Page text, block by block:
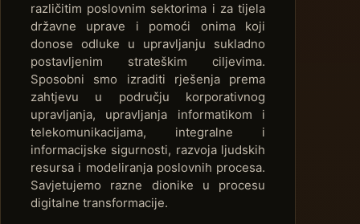
različitim poslovnim sektorima i za tijela
državne uprave i pomoći onima koji
donose odluke u upravljanju sukladno
postavljenim strateškim ciljevima.
Sposobni smo izraditi rješenja prema
zahtjevu u području korporativnog
upravljanja, upravljanja informatikom i
telekomunikacijama, integralne i
informacijske sigurnosti, razvoja ljudskih
resursa i modeliranja poslovnih procesa.
Savjetujemo razne dionike u procesu
digitalne transformacije.